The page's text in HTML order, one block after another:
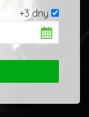
+3 dny